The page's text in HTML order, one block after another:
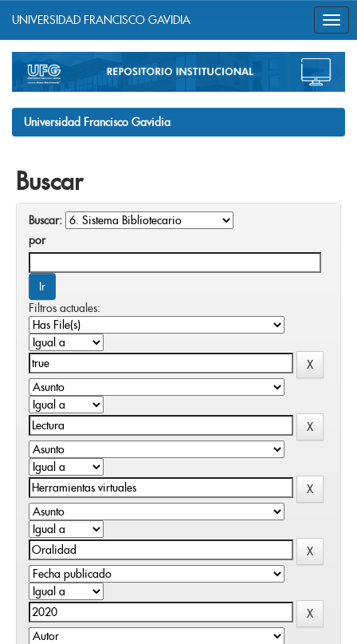
navigation
UNIVERSIDAD FRANCISCO GAVIDIA
Universidad Francisco Gavidia
Buscar
Buscar:
por
Filtros actuales: